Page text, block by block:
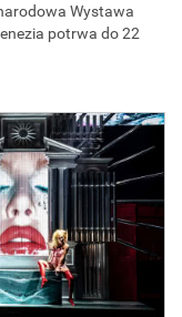
Wystawa
potrwa do 22